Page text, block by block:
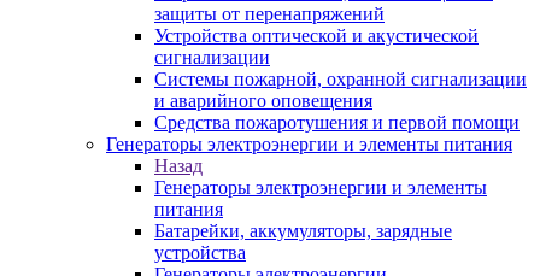
защиты от перенапряжений
Устройства оптической и акустической
сигнализации
Системы пожарной, охранной сигнализации
и аварийного оповещения
Средства пожаротушения и первой помощи
Генераторы электроэнергии и элементы питания
Назад
Генераторы электроэнергии и элементы
питания
Батарейки, аккумуляторы, зарядные
устройства